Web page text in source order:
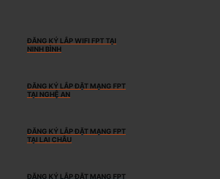
ĐĂNG KÝ LẮP WIFI FPT TẠI
NINH BÌNH
ĐĂNG KÝ LẮP ĐẶT MẠNG FPT
TẠI NGHỆ AN
ĐĂNG KÝ LẮP ĐẶT MẠNG FPT
TẠI LAI CHÂU
ĐĂNG KÝ LẮP ĐẶT MẠNG FPT